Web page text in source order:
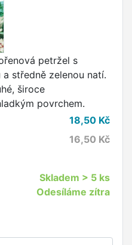
petržel s
středně zelenou natí.
široce
povrchem.
18,50 Kč
16,50 Kč
Skladem > 5 ks
Odesíláme zítra